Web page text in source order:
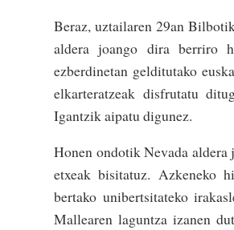
Beraz, uztailaren 29an
aldera joango dira berriro
ezberdinetan gelditutako
elkarteratzeak disfrutatu
Igantzik aipatu digunez.
Honen ondotik Nevada aldera
etxeak bisitatuz. Azkeneko
bertako unibertsitateko
Mallearen laguntza izanen